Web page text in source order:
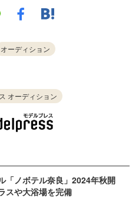
オーディション
オーディション
「ノボテル奈良」2024年秋開
スや大浴場を完備